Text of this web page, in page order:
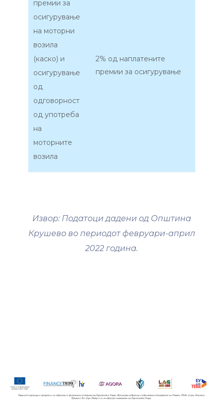
премии за
осигурување
на моторни
возила
(каско) и
осигурување
од
одговорност
од употреба
на
моторните
возила
2% од наплатените
премии за осигурување
Извор: Податоци дадени од Општина
Крушево во периодот февруари-април
2022 година.